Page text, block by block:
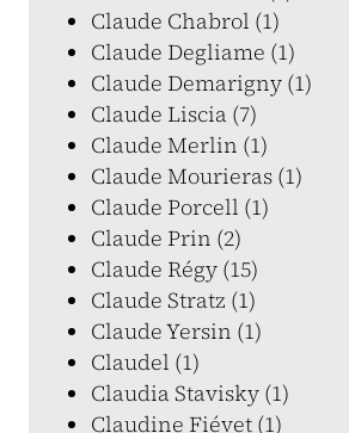
Claude Chabrol (1)
Claude Degliame (1)
Claude Demarigny (1)
Claude Liscia (7)
Claude Merlin (1)
Claude Mourieras (1)
Claude Porcell (1)
Claude Prin (2)
Claude Régy (15)
Claude Stratz (1)
Claude Yersin (1)
Claudel (1)
Claudia Stavisky (1)
Claudine Fiévet (1)